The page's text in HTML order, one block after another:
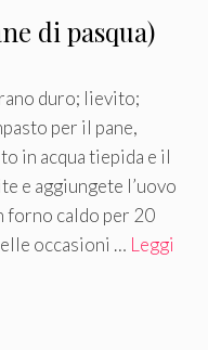
di pasqua)
duro; lievito;
per il pane,
in acqua tiepida e il
e aggiungete l’uovo
forno caldo per 20
occasioni … Leggi